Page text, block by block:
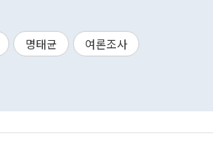
명태균
여론조사